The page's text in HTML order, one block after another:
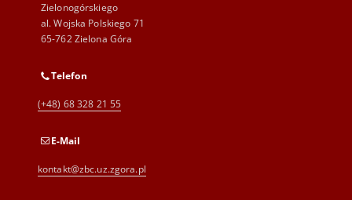
Zielonogórskiego
al. Wojska Polskiego 71
65-762 Zielona Góra
Telefon
(+48) 68 328 21 55
E-Mail
kontakt@zbc.uz.zgora.pl